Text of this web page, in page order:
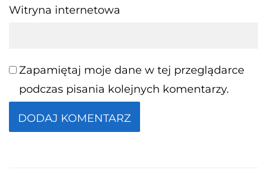
Witryna internetowa
Zapamiętaj moje dane w tej przeglądarce
podczas pisania kolejnych komentarzy.